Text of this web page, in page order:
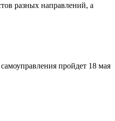
разных направлений, а
пройдет 18 мая